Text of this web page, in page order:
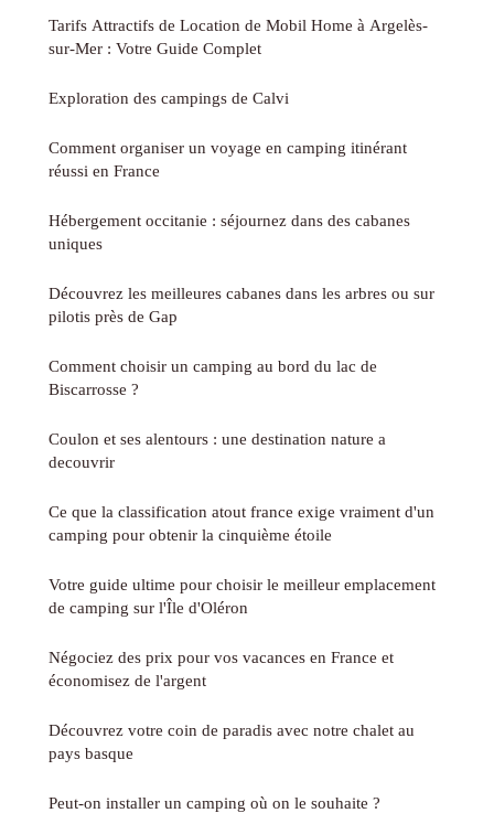
Tarifs Attractifs de Location de Mobil Home à Argelès-
sur-Mer : Votre Guide Complet
Exploration des campings de Calvi
Comment organiser un voyage en camping itinérant
réussi en France
Hébergement occitanie : séjournez dans des cabanes
uniques
Découvrez les meilleures cabanes dans les arbres ou sur
pilotis près de Gap
Comment choisir un camping au bord du lac de
Biscarrosse ?
Coulon et ses alentours : une destination nature a
decouvrir
Ce que la classification atout france exige vraiment d'un
camping pour obtenir la cinquième étoile
Votre guide ultime pour choisir le meilleur emplacement
de camping sur l'Île d'Oléron
Négociez des prix pour vos vacances en France et
économisez de l'argent
Découvrez votre coin de paradis avec notre chalet au
pays basque
Peut-on installer un camping où on le souhaite ?